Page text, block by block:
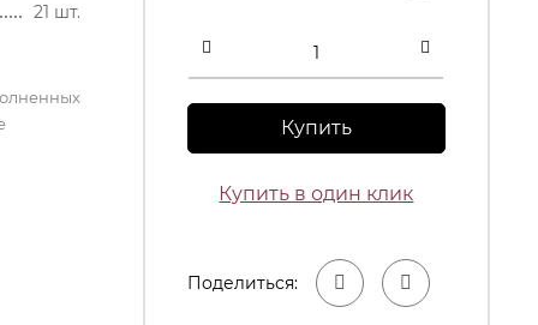
21 шт.
Купить
Купить в один клик
Поделиться: